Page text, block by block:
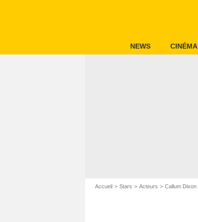
NEWS CINÉMA
Accueil Stars Acteurs Callum Dixon